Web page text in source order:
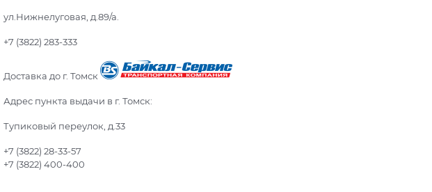
ул.Нижнелуговая, д.89/а.
+7 (3822) 283-333
Доставка до г. Томск
Адрес пункта выдачи в г. Томск:
Тупиковый переулок, д.33
+7 (3822) 28-33-57
+7 (3822) 400-400